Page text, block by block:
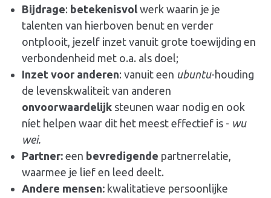
Bijdrage: betekenisvol werk waarin je je
talenten van hierboven benut en verder
ontplooit, jezelf inzet vanuit grote toewijding en
verbondenheid met o.a. als doel;
Inzet voor anderen: vanuit een ubuntu-houding
de levenskwaliteit van anderen
onvoorwaardelijk steunen waar nodig en ook
níet helpen waar dit het meest effectief is - wu
wei.
Partner: een bevredigende partnerrelatie,
waarmee je lief en leed deelt.
Andere mensen: kwalitatieve persoonlijke